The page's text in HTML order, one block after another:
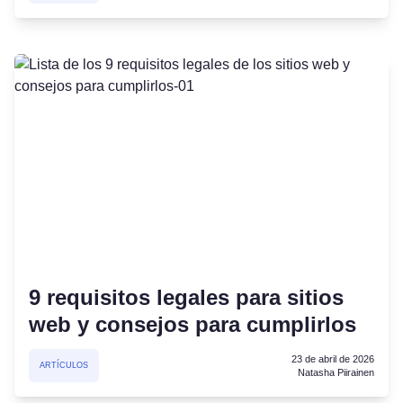
9 requisitos legales para sitios
web y consejos para cumplirlos
ARTÍCULOS
23 de abril de 2026
Natasha Piirainen